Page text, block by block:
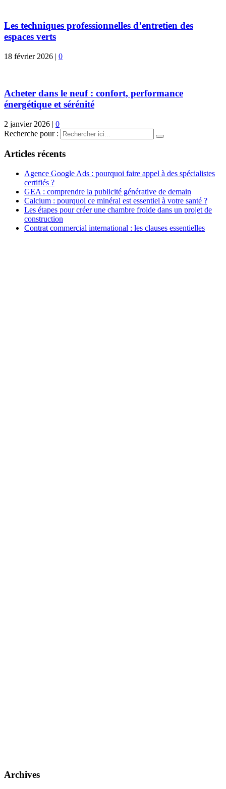
Les techniques professionnelles d’entretien des
espaces verts
18 février 2026 | 0
Acheter dans le neuf : confort, performance
énergétique et sérénité
2 janvier 2026 | 0
Recherche pour :
Articles récents
Agence Google Ads : pourquoi faire appel à des spécialistes
certifiés ?
GEA : comprendre la publicité générative de demain
Calcium : pourquoi ce minéral est essentiel à votre santé ?
Les étapes pour créer une chambre froide dans un projet de
construction
Contrat commercial international : les clauses essentielles
Archives